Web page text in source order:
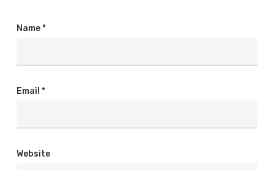
Name*
Email *
Website